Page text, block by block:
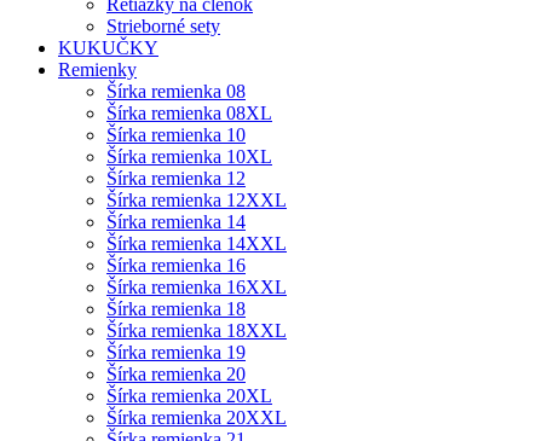
Retiazky na členok
Strieborné sety
KUKUČKY
Remienky
Šírka remienka 08
Šírka remienka 08XL
Šírka remienka 10
Šírka remienka 10XL
Šírka remienka 12
Šírka remienka 12XXL
Šírka remienka 14
Šírka remienka 14XXL
Šírka remienka 16
Šírka remienka 16XXL
Šírka remienka 18
Šírka remienka 18XXL
Šírka remienka 19
Šírka remienka 20
Šírka remienka 20XL
Šírka remienka 20XXL